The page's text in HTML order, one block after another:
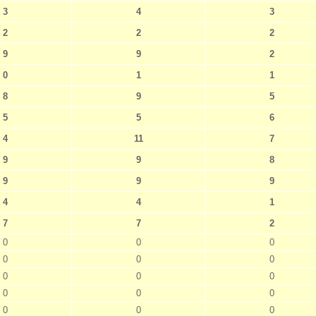
3 4
3
2
2
2
9
9
2
0
1
1
8
9
5
5
5
6
4
11
7
9
9
8
9
9
9
4
4
1
7
7
2
0
0
0
0
0
0
0
0
0
0
0
0
0
0 0